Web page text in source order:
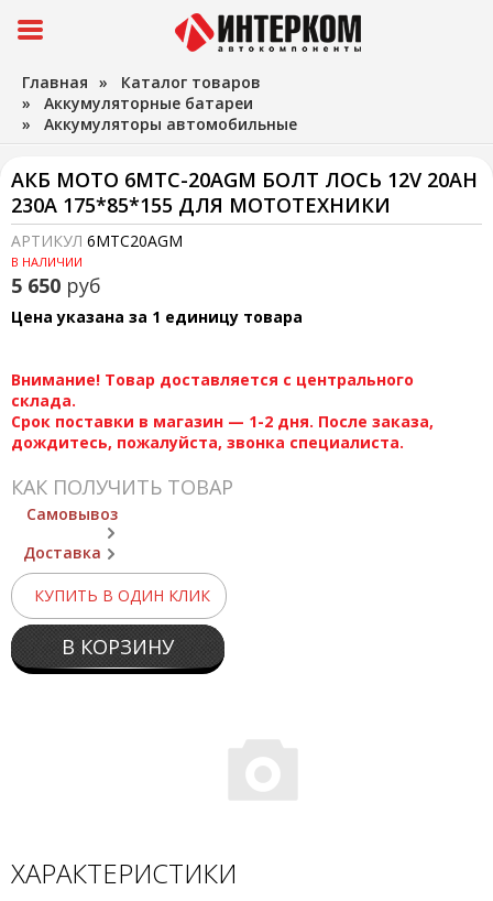
Главная » Каталог товаров
» Аккумуляторные батареи
» Аккумуляторы автомобильные
АКБ МОТО 6МТС-20AGM БОЛТ ЛОСЬ 12V 20AH
230A 175*85*155 ДЛЯ МОТОТЕХНИКИ
АРТИКУЛ 6MTC20AGM
В НАЛИЧИИ
5 650 руб
Цена указана за 1 единицу товара
Внимание! Товар доставляется с центрального
склада.
Срок поставки в магазин — 1-2 дня. После заказа,
дождитесь, пожалуйста, звонка специалиста.
КАК ПОЛУЧИТЬ ТОВАР
Самовывоз
Доставка
КУПИТЬ В ОДИН КЛИК
В КОРЗИНУ
ХАРАКТЕРИСТИКИ